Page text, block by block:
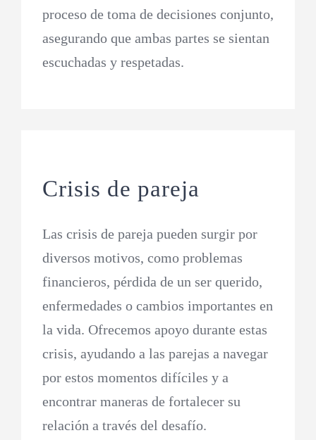
proceso de toma de decisiones conjunto,
asegurando que ambas partes se sientan
escuchadas y respetadas.
Crisis de pareja
Las crisis de pareja pueden surgir por
diversos motivos, como problemas
financieros, pérdida de un ser querido,
enfermedades o cambios importantes en
la vida. Ofrecemos apoyo durante estas
crisis, ayudando a las parejas a navegar
por estos momentos difíciles y a
encontrar maneras de fortalecer su
relación a través del desafío.